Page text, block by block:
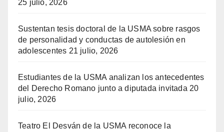
25 julio, 2026
Sustentan tesis doctoral de la USMA sobre rasgos
de personalidad y conductas de autolesión en
adolescentes 21 julio, 2026
Estudiantes de la USMA analizan los antecedentes
del Derecho Romano junto a diputada invitada 20
julio, 2026
Teatro El Desván de la USMA reconoce la